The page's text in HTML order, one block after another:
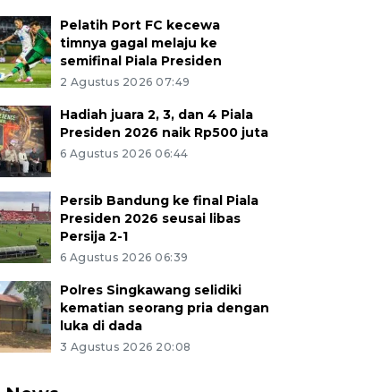
Pelatih Port FC kecewa
timnya gagal melaju ke
semifinal Piala Presiden
2 Agustus 2026 07:49
Hadiah juara 2, 3, dan 4 Piala
Presiden 2026 naik Rp500 juta
6 Agustus 2026 06:44
Persib Bandung ke final Piala
Presiden 2026 seusai libas
Persija 2-1
6 Agustus 2026 06:39
Polres Singkawang selidiki
kematian seorang pria dengan
luka di dada
3 Agustus 2026 20:08